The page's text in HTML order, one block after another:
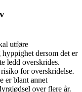
utføre
dersom det er
ledd overskrides.
for overskridelse.
er blant annet
over flere år.